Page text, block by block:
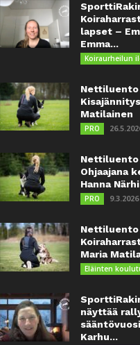
lapset –
Emma...
Koiraurheilun
Nettiluento
Matilainen
PRO
Nettiluento
Ohjaajana
Hanna Närhi
PRO 9.3.2026
Nettiluento
Maria
Eläinten
näyttää
Karhu...